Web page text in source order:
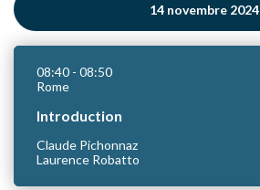
14 novembre 2024
08:40 - 08:50
Rome
Introduction
Claude Pichonnaz
Laurence Robatto